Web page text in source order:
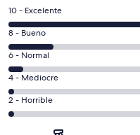
776
comentarios
de
un
total
de
1017
con
10 - Excelente
152
comentarios
de
un
total
de
1017
8 - Bueno
47
comentarios
de
un
total
6 - Normal
19
comentarios
de
4 - Mediocre
23
comentarios
2 - Horrible